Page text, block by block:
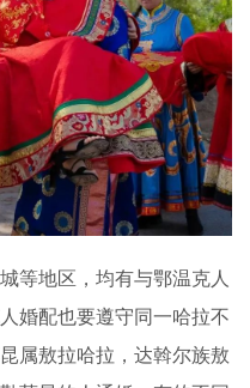
等地区，均有与鄂温克人
婚配也要遵守同一哈拉不
属敖拉哈拉，达斡尔族敖